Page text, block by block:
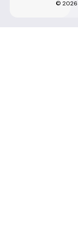
© 2026